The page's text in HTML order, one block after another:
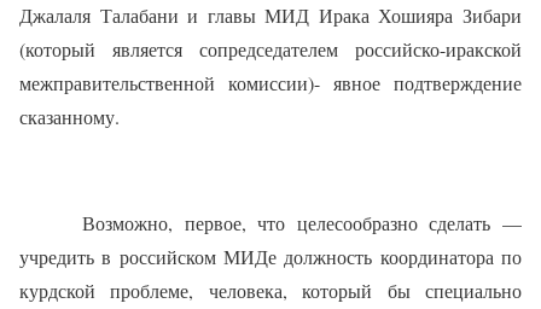
Джалаля Талабани и главы МИД Ирака Хошияра Зибари
(который является сопредседателем российско-иракской
межправительственной комиссии)- явное подтверждение
сказанному.
Возможно, первое, что целесообразно сделать —
учредить в российском МИДе должность координатора по
курдской проблеме, человека, который бы специально